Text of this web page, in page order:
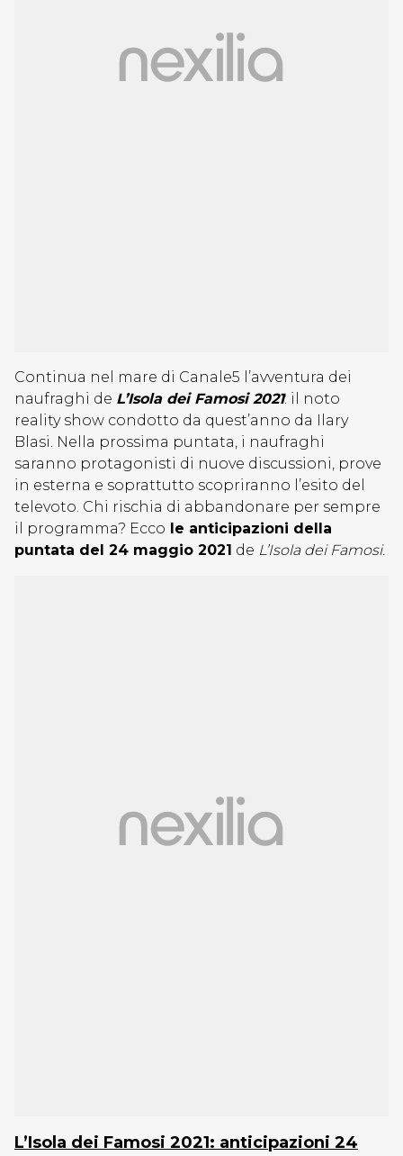
Continua nel mare di Canale5 l’avventura dei
naufraghi de L’Isola dei Famosi 2021: il noto
reality show condotto da quest’anno da Ilary
Blasi. Nella prossima puntata, i naufraghi
saranno protagonisti di nuove discussioni, prove
in esterna e soprattutto scopriranno l’esito del
televoto. Chi rischia di abbandonare per sempre
il programma? Ecco le anticipazioni della
puntata del 24 maggio 2021 de L’Isola dei Famosi.
L’Isola dei Famosi 2021: anticipazioni 24